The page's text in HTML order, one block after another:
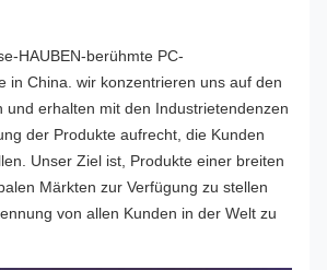
HAUBEN-berühmte PC-
in China. wir konzentrieren uns auf den
und erhalten mit den Industrietendenzen
der Produkte aufrecht, die Kunden
Unser Ziel ist, Produkte einer breiten
Märkten zur Verfügung zu stellen
von allen Kunden in der Welt zu